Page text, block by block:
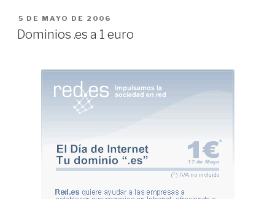
PUBLICADO
EL
5 DE MAYO DE 2006
Dominios .es a 1 euro